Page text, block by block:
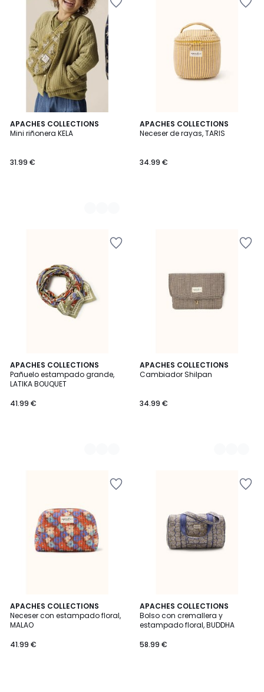
APACHES COLLECTIONS
Mini riñonera KELA
31.99 €
2
Colores
APACHES COLLECTIONS
Neceser de rayas, TARIS
34.99 €
APACHES COLLECTIONS
Pañuelo estampado grande,
LATIKA BOUQUET
41.99 €
2
Colores
APACHES COLLECTIONS
Cambiador Shilpan
34.99 €
3
Colores
APACHES COLLECTIONS
Neceser con estampado floral,
MALAO
41.99 €
APACHES COLLECTIONS
Bolso con cremallera y
estampado floral, BUDDHA
58.99 €